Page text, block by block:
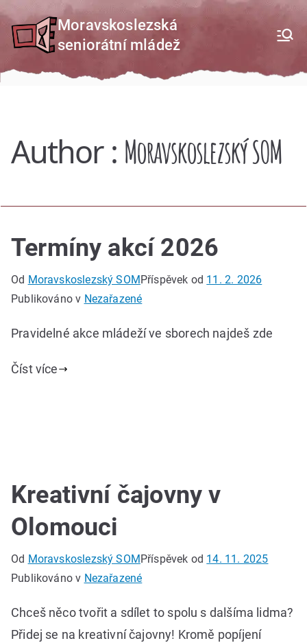
Přeskočit
na
Moravskoslezská
seniorátní mládež
Author : Moravskoslezský SOM
Termíny akcí 2026
Od Moravskoslezský SOMPříspěvek od 11. 2. 2026
Publikováno v Nezařazené
Pravidelné akce mládeží ve sborech najdeš zde
Číst více
Kreativní čajovny v
Olomouci
Od Moravskoslezský SOM Příspěvek od 14. 11. 2025
Publikováno v Nezařazené
Chceš něco tvořit a sdílet to spolu s dalšíma lidma?
Přidej se na kreativní čajovny! Kromě popíjení